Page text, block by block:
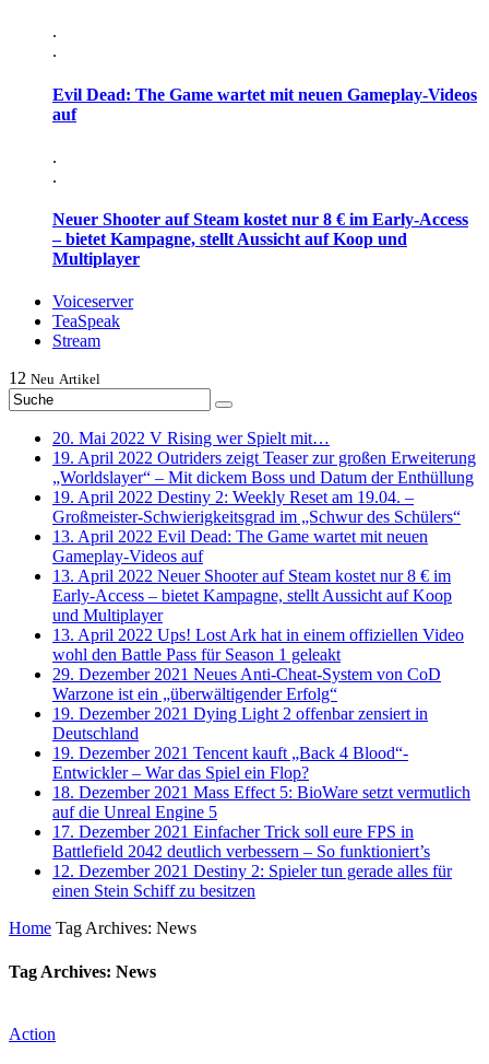
.
.
Evil Dead: The Game wartet mit neuen Gameplay-Videos
auf
.
.
Neuer Shooter auf Steam kostet nur 8 € im Early-Access
– bietet Kampagne, stellt Aussicht auf Koop und
Multiplayer
Voiceserver
TeaSpeak
Stream
12 Neu Artikel
20. Mai 2022 V Rising wer Spielt mit…
19. April 2022 Outriders zeigt Teaser zur großen Erweiterung
„Worldslayer“ – Mit dickem Boss und Datum der Enthüllung
19. April 2022 Destiny 2: Weekly Reset am 19.04. –
Großmeister-Schwierigkeitsgrad im „Schwur des Schülers“
13. April 2022 Evil Dead: The Game wartet mit neuen
Gameplay-Videos auf
13. April 2022 Neuer Shooter auf Steam kostet nur 8 € im
Early-Access – bietet Kampagne, stellt Aussicht auf Koop
und Multiplayer
13. April 2022 Ups! Lost Ark hat in einem offiziellen Video
wohl den Battle Pass für Season 1 geleakt
29. Dezember 2021 Neues Anti-Cheat-System von CoD
Warzone ist ein „überwältigender Erfolg“
19. Dezember 2021 Dying Light 2 offenbar zensiert in
Deutschland
19. Dezember 2021 Tencent kauft „Back 4 Blood“-
Entwickler – War das Spiel ein Flop?
18. Dezember 2021 Mass Effect 5: BioWare setzt vermutlich
auf die Unreal Engine 5
17. Dezember 2021 Einfacher Trick soll eure FPS in
Battlefield 2042 deutlich verbessern – So funktioniert’s
12. Dezember 2021 Destiny 2: Spieler tun gerade alles für
einen Stein Schiff zu besitzen
Home Tag Archives: News
Tag Archives: News
Action